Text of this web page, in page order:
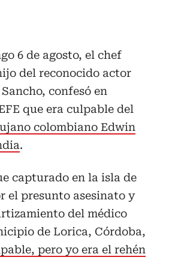
6 de agosto, el chef
del reconocido actor
confesó en
que era culpable del
colombiano Edwin
.
capturado en la isla de
el presunto asesinato y
del médico
de Lorica, Córdoba,
pero yo era el rehén